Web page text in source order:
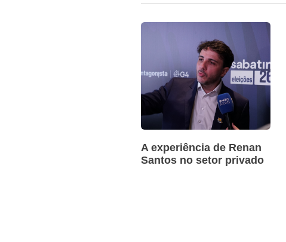
A experiência de Renan
Santos no setor privado